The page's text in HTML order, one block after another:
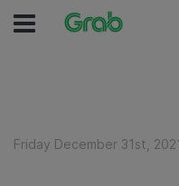
Friday December 31st,